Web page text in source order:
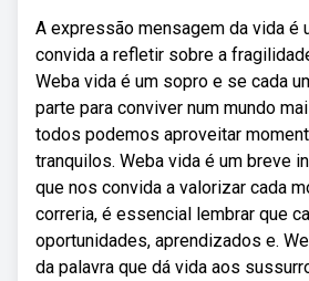
A expressão mensagem da vida é
convida a refletir sobre a
Weba vida é um sopro e se cada
parte para conviver num mundo
todos podemos aproveitar
tranquilos. Weba vida é um breve
que nos convida a valorizar cada
correria, é essencial lembrar que
oportunidades, aprendizados e.
da palavra que dá vida aos